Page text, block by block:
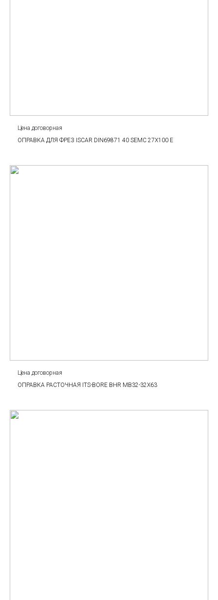
Цена договорная
ОПРАВКА ДЛЯ ФРЕЗ ISCAR DIN69871 40 SEMC 27X100 E
Цена договорная
ОПРАВКА РАСТОЧНАЯ ITS-BORE BHR MB32-32X63